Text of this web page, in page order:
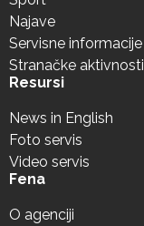
Najave
Servisne informacije
Stranačke aktivnosti
Resursi
News in English
Foto servis
Video servis
Fena
O agenciji